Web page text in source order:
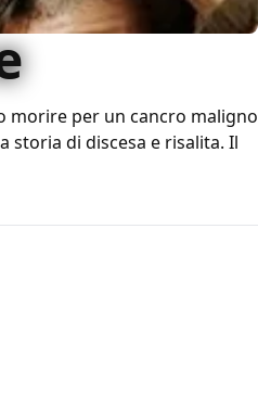
morire per un cancro maligno
storia di discesa e risalita. Il